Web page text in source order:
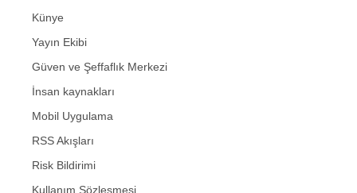
Künye
Yayın Ekibi
Güven ve Şeffaflık Merkezi
İnsan kaynakları
Mobil Uygulama
RSS Akışları
Risk Bildirimi
Kullanım Sözleşmesi